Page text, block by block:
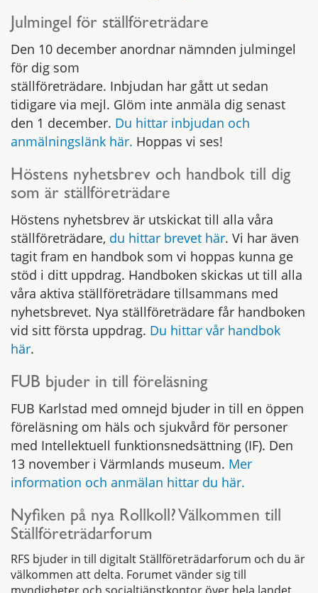
Julmingel för ställföreträdare
Den 10 december anordnar nämnden julmingel
för dig som
ställföreträdare. Inbjudan har gått ut sedan
tidigare via mejl. Glöm inte anmäla dig senast
den 1 december. Du hittar inbjudan och
anmälningslänk här. Hoppas vi ses!
Höstens nyhetsbrev och handbok till dig
som är ställföreträdare
Höstens nyhetsbrev är utskickat till alla våra
ställföreträdare, du hittar brevet här. Vi har även
tagit fram en handbok som vi hoppas kunna ge
stöd i ditt uppdrag. Handboken skickas ut till alla
våra aktiva ställföreträdare tillsammans med
nyhetsbrevet. Nya ställföreträdare får handboken
vid sitt första uppdrag. Du hittar vår handbok
här.
FUB bjuder in till föreläsning
FUB Karlstad med omnejd bjuder in till en öppen
föreläsning om häls och sjukvård för personer
med Intellektuell funktionsnedsättning (IF). Den
13 november i Värmlands museum. Mer
information och anmälan hittar du här.
Nyfiken på nya Rollkoll? Välkommen till
Ställföreträdarforum
RFS bjuder in till digitalt Ställföreträdarforum och du är
välkommen att delta. Forumet vänder sig till